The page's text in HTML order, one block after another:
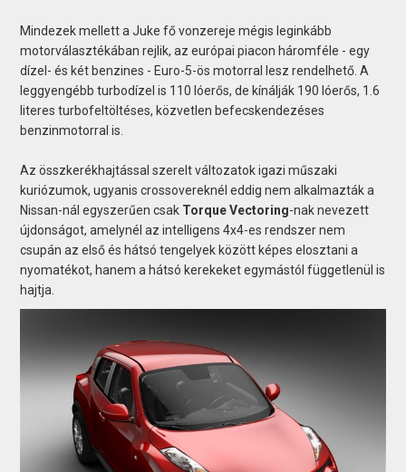
Mindezek mellett a Juke fő vonzereje mégis leginkább
motorválasztékában rejlik, az európai piacon háromféle - egy
dízel- és két benzines - Euro-5-ös motorral lesz rendelhető. A
leggyengébb turbodízel is 110 lóerős, de kínálják 190 lóerős, 1.6
literes turbofeltöltéses, közvetlen befecskendezéses
benzinmotorral is.
Az összkerékhajtással szerelt változatok igazi műszaki
kuriózumok, ugyanis crossovereknél eddig nem alkalmazták a
Nissan-nál egyszerűen csak Torque Vectoring-nak nevezett
újdonságot, amelynél az intelligens 4x4-es rendszer nem
csupán az első és hátsó tengelyek között képes elosztani a
nyomatékot, hanem a hátsó kerekeket egymástól függetlenül is
hajtja.